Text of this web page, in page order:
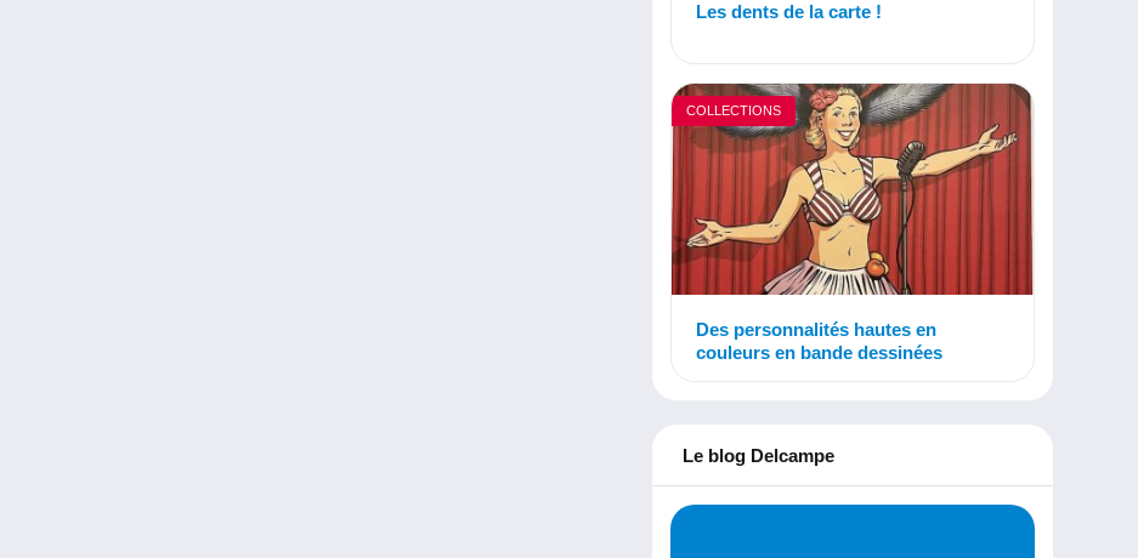
Les dents de la carte !
COLLECTIONS
Des personnalités hautes en
couleurs en bande dessinées
Le blog Delcampe